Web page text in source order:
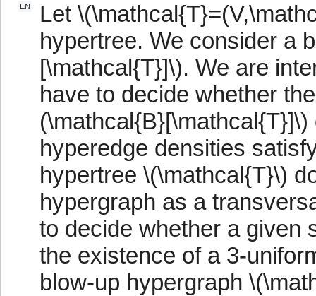
EN
Let
hypertree. We consider a
[\mathcal{T}]\). We are
have to decide whether
hyperedge densities
hypertree \(\mathcal{T}\)
hypergraph as a
to decide whether a given
the existence of a 3-
blow-up hypergraph